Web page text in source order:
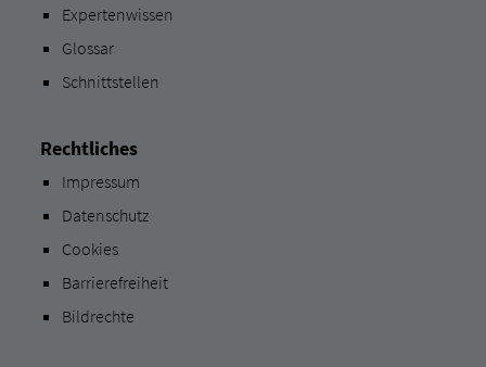
Expertenwissen
Glossar
Schnittstellen
Rechtliches
Impressum
Datenschutz
Cookies
Barrierefreiheit
Bildrechte